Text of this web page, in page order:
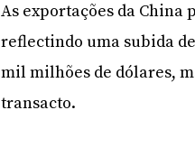
As exportações da
reflectindo uma subida
mil milhões de dólares,
transacto.